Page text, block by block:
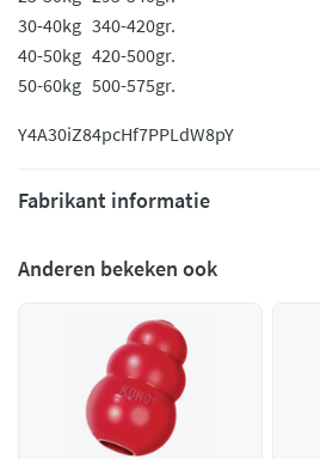
30-40kg 340-420gr.
40-50kg 420-500gr.
50-60kg 500-575gr.
Y4A30iZ84pcHf7PPLdW8pY
Fabrikant informatie
Anderen bekeken ook